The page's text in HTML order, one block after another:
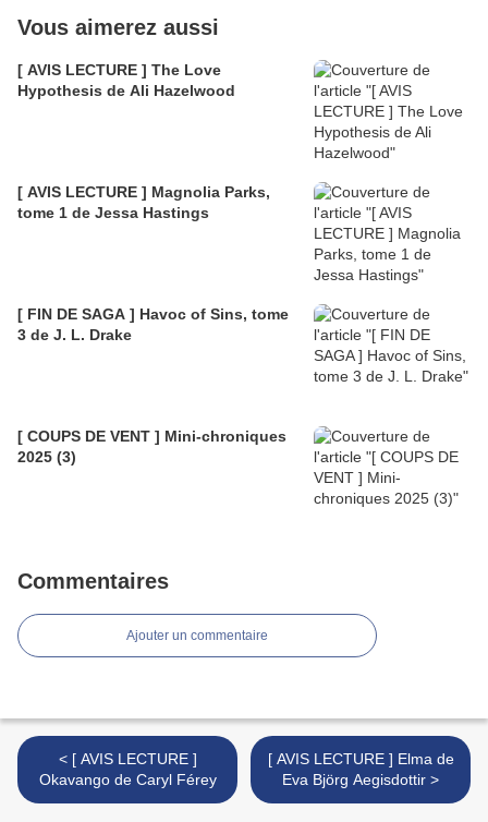
Vous aimerez aussi
[ AVIS LECTURE ] The Love
Hypothesis de Ali Hazelwood
[ AVIS LECTURE ] Magnolia Parks,
tome 1 de Jessa Hastings
[ FIN DE SAGA ] Havoc of Sins, tome
3 de J. L. Drake
[ COUPS DE VENT ] Mini-chroniques
2025 (3)
Commentaires
Ajouter un commentaire
< [ AVIS LECTURE ]
Okavango de Caryl Férey
[ AVIS LECTURE ] Elma de
Eva Björg Aegisdottir >